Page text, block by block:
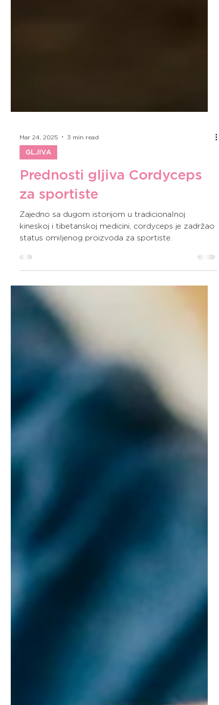
Mar 24, 2025 3 min read
GLJIVA
Prednosti gljiva Cordyceps
za sportiste
Zajedno sa dugom istorijom u tradicionalnoj
kineskoj i tibetanskoj medicini, cordyceps je zadržao
status omiljenog proizvoda za sportiste.